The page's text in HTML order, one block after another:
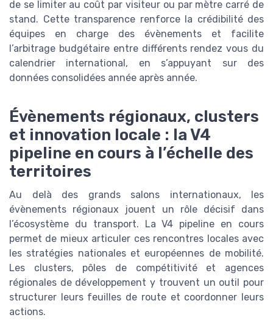
de se limiter au coût par visiteur ou par mètre carré de
stand. Cette transparence renforce la crédibilité des
équipes en charge des évènements et facilite
l’arbitrage budgétaire entre différents rendez vous du
calendrier international, en s’appuyant sur des
données consolidées année après année.
Évènements régionaux, clusters
et innovation locale : la V4
pipeline en cours à l’échelle des
territoires
Au delà des grands salons internationaux, les
évènements régionaux jouent un rôle décisif dans
l’écosystème du transport. La V4 pipeline en cours
permet de mieux articuler ces rencontres locales avec
les stratégies nationales et européennes de mobilité.
Les clusters, pôles de compétitivité et agences
régionales de développement y trouvent un outil pour
structurer leurs feuilles de route et coordonner leurs
actions.